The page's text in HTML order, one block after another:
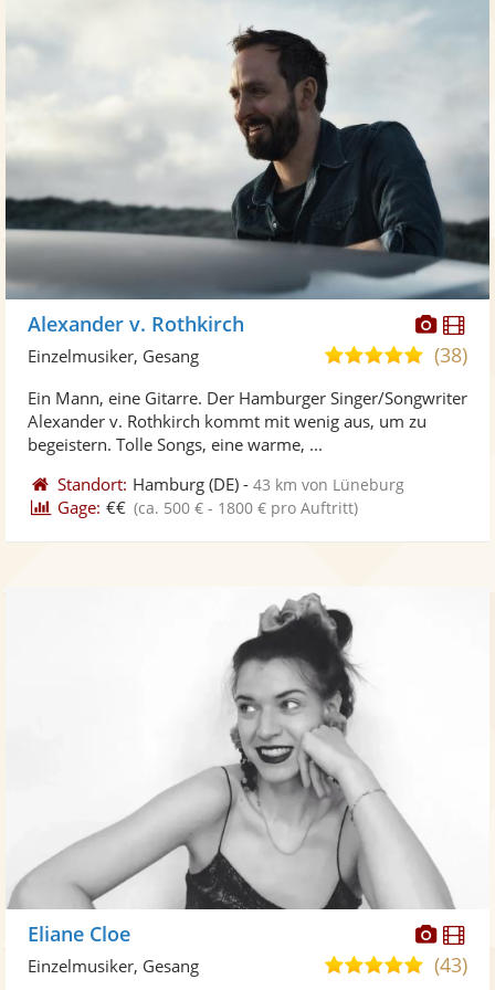
Fotos
Alexander v. Rothkirch
5,0
5
(38)
Einzelmusiker, Gesang
Ein Mann, eine Gitarre. Der Hamburger Singer/Songwriter
Alexander v. Rothkirch kommt mit wenig aus, um zu
begeistern. Tolle Songs, eine warme, ...
Standort: Hamburg (DE) -43 km von Lüneburg
Gage: €€ (ca. 500 € - 1800 € pro Auftritt)
Eliane Cloe
5,0(43)
Einzelmusiker, Gesang